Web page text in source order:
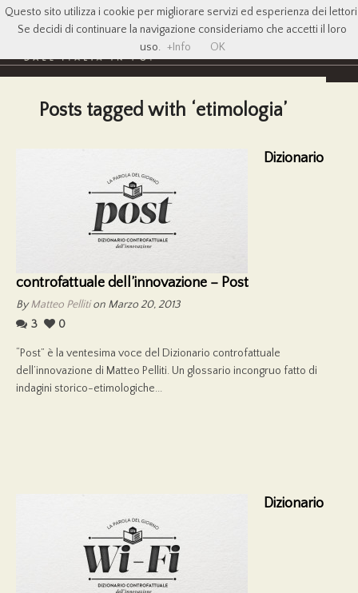
Posts tagged with ‘etimologia’
Dizionario
controfattuale dell’innovazione – Post
ByMatteo Pellition Marzo 20, 2013
3
0
“Post” è la ventesima voce del Dizionario controfattuale
dell’innovazione di Matteo Pelliti. Un glossario incongruo fatto di
indagini storico-etimologiche...
Dizionario
Questo sito utilizza i cookie per migliorare servizi ed esperienza dei
Se decidi di continuare la navigazione consideriamo che accetti il loro
uso. +Info OK